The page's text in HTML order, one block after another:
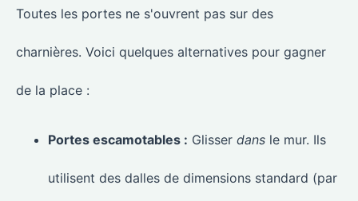
Toutes les portes ne s'ouvrent pas sur des
charnières. Voici quelques alternatives pour gagner
de la place :
Portes escamotables : Glisser dans le mur. Ils
utilisent des dalles de dimensions standard (par